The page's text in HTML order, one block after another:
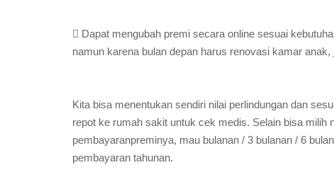
 Dapat mengubah premi secara online sesuai
namun karena bulan depan harus renovasi kamar
Kita bisa menentukan sendiri nilai perlindungan dan
repot ke rumah sakit untuk cek medis. Selain bisa milih
pembayaranpreminya, mau bulanan / 3 bulanan / 6
pembayaran tahunan.